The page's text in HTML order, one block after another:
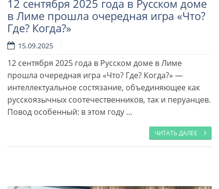
Читать далее
12 сентября 2025 года в Русском доме
в Лиме прошла очередная игра «Что?
Где? Когда?»
15.09.2025
12 сентября 2025 года в Русском доме в Лиме
прошла очередная игра «Что? Где? Когда?» —
интеллектуальное состязание, объединяющее как
русскоязычных соотечественников, так и перуанцев.
Повод особенный: в этом году …
ЧИТАТЬ ДАЛЕЕ